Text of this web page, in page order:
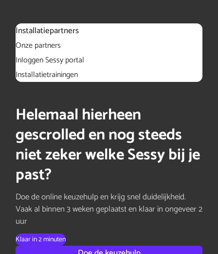
Installatiepartners
Onze partners
Inloggen Sessy portal
Installatietrainingen
Helemaal hierheen
gescrolled en nog steeds
niet zeker welke Sessy bij je
past?
Doe de online keuzehulp en krijg snel duidelijkheid.
Vaak al binnen 3 weken geplaatst en klaar in ongeveer 2
uur
Klaar in 2 minuten